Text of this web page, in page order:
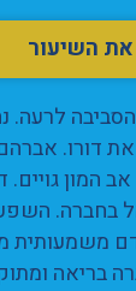
השיעור
לרעה.
דורו.
המון
בחברה.
משמעותית
בריאה